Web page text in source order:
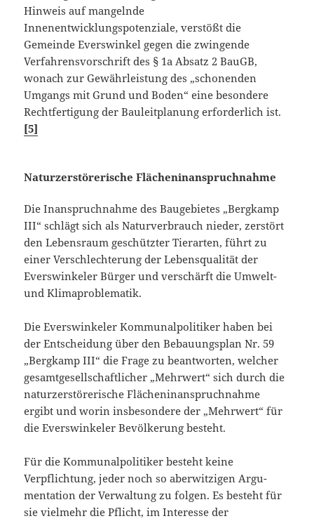
Hinweis auf mangelnde
Innenentwicklungspotenziale, verstößt die
Gemeinde Everswinkel gegen die zwingende
Verfahrensvorschrift des § 1a Absatz 2 BauGB,
wonach zur Gewährleistung des „schonenden
Umgangs mit Grund und Boden“ eine besondere
Rechtfertigung der Bauleitplanung erforderlich ist.
[5]
Naturzerstörerische Flächeninanspruchnahme
Die Inanspruchnahme des Baugebietes „Bergkamp
III“ schlägt sich als Naturverbrauch nie­der, zerstört
den Lebensraum geschützter Tierarten, führt zu
einer Verschlechterung der Le­bensqualität der
Everswinkeler Bürger und verschärft die Umwelt-
und Klimaproblematik.
Die Everswinkeler Kommunalpolitiker haben bei
der Entscheidung über den Bebauungsplan Nr. 59
„Bergkamp III“ die Frage zu beantworten, welcher
gesamtgesellschaftlicher „Mehr­wert“ sich durch die
naturzerstörerische Flächeninanspruchnahme
ergibt und worin insbeson­dere der „Mehrwert“ für
die Everswinkeler Bevölkerung besteht.
Für die Kommunalpolitiker besteht keine
Verpflichtung, jeder noch so aberwitzigen Argu­
mentation der Verwaltung zu folgen. Es besteht für
sie vielmehr die Pflicht, im Interesse der